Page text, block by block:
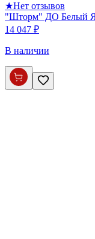
★Нет отзывов
"Шторм" ДО Белый
14 047 ₽
В наличии